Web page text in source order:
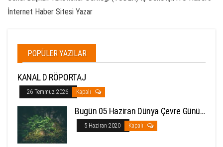
İnternet Haber Sitesi Yazar
POPÜLER YAZILAR
KANAL D RÖPORTAJ
26 Temmuz 2026 Kapalı
Bugün 05 Haziran Dünya Çevre Günü…
5 Haziran 2020 Kapalı